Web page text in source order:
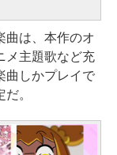
は、本作のオ
メ主題歌など充
曲しかプレイで
。